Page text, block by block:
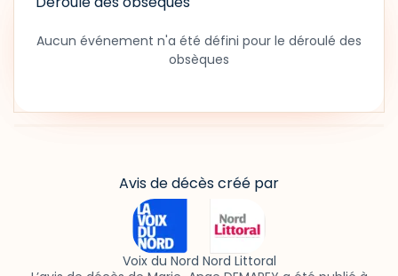
Aucun événement n'a été défini pour le déroulé des
obsèques
Avis de décès créé par
Voix du Nord Nord Littoral